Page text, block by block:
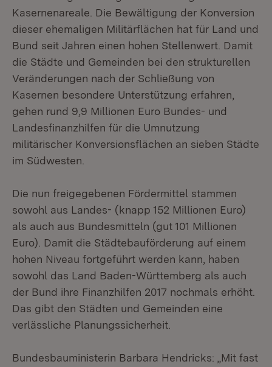
Kasernenareale. Die Bewältigung der Konversion
dieser ehemaligen Militärflächen hat für Land und
Bund seit Jahren einen hohen Stellenwert. Damit
die Städte und Gemeinden bei den strukturellen
Veränderungen nach der Schließung von
Kasernen besondere Unterstützung erfahren,
gehen rund 9,9 Millionen Euro Bundes- und
Landesfinanzhilfen für die Umnutzung
militärischer Konversionsflächen an sieben Städte
im Südwesten.
Die nun freigegebenen Fördermittel stammen
sowohl aus Landes- (knapp 152 Millionen Euro)
als auch aus Bundesmitteln (gut 101 Millionen
Euro). Damit die Städtebauförderung auf einem
hohen Niveau fortgeführt werden kann, haben
sowohl das Land Baden-Württemberg als auch
der Bund ihre Finanzhilfen 2017 nochmals erhöht.
Das gibt den Städten und Gemeinden eine
verlässliche Planungssicherheit.
Bundesbauministerin Barbara Hendricks: „Mit fast